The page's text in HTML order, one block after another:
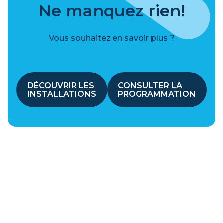
Ne manquez rien!
Vous souhaitez en savoir plus ?
DÉCOUVRIR LES
INSTALLATIONS
CONSULTER LA
PROGRAMMATION